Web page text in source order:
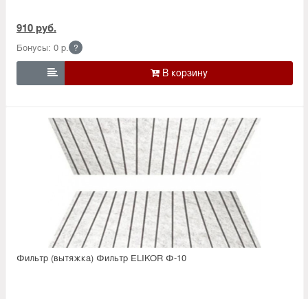
910 руб.
Бонусы: 0 р. ?

Фильтр (вытяжка) Фильтр ELIKOR Ф-10